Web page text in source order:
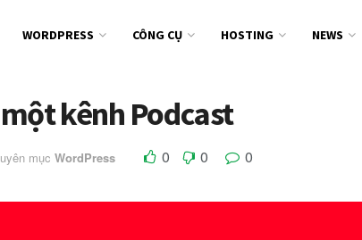
WORDPRESS CÔNG CỤ HOSTING NEWS
kênh Podcast
mục WordPress 0 0 0